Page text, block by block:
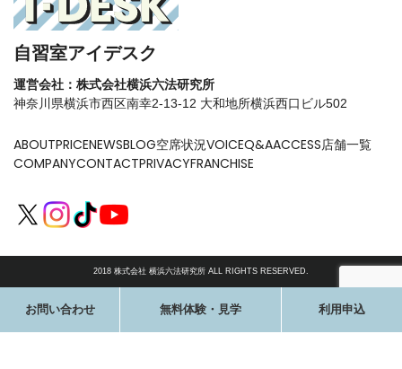
お問い合わせ 無料体験・見学 利用申込
自習室アイデスク
運営会社：株式会社横浜六法研究所
神奈川県横浜市西区南幸2-13-12 大和地所横浜西口ビル502
ABOUTPRICENEWSBLOG空席状況VOICEQ&AACCESS店舗一覧
COMPANYCONTACTPRIVACYFRANCHISE
2018 株式会社 横浜六法研究所 ALL RIGHTS RESERVED.